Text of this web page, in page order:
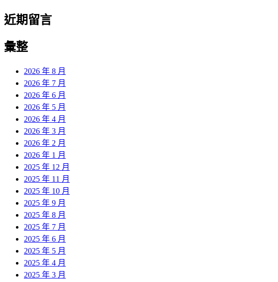
近期留言
彙整
2026 年 8 月
2026 年 7 月
2026 年 6 月
2026 年 5 月
2026 年 4 月
2026 年 3 月
2026 年 2 月
2026 年 1 月
2025 年 12 月
2025 年 11 月
2025 年 10 月
2025 年 9 月
2025 年 8 月
2025 年 7 月
2025 年 6 月
2025 年 5 月
2025 年 4 月
2025 年 3 月